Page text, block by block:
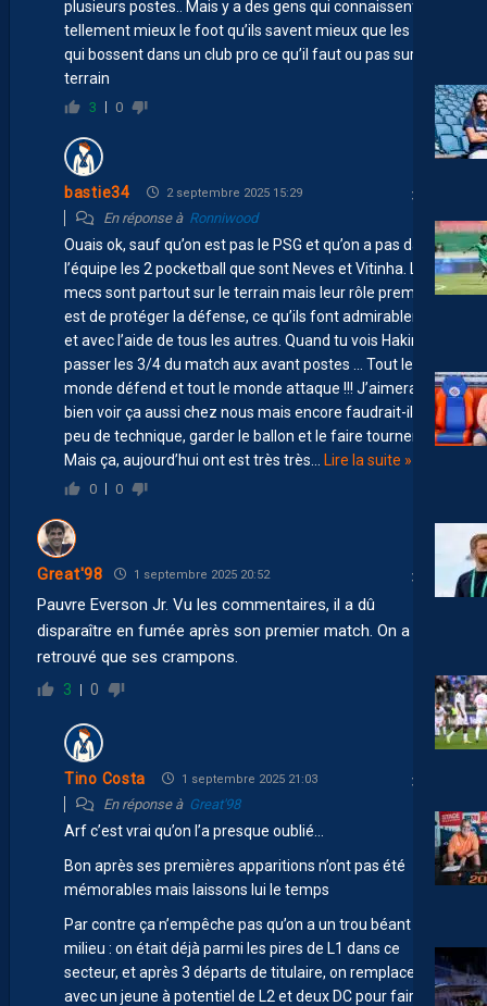
plusieurs postes.. Mais y a des gens qui connaissent
tellement mieux le foot qu’ils savent mieux que les gens
qui bossent dans un club pro ce qu’il faut ou pas sur le
terrain
3 0
bastie34 2 septembre 2025 15:29
En réponse à Ronniwood
Ouais ok, sauf qu’on est pas le PSG et qu’on a pas dans
l’équipe les 2 pocketball que sont Neves et Vitinha. Les
mecs sont partout sur le terrain mais leur rôle premier
est de protéger la défense, ce qu’ils font admirablement
et avec l’aide de tous les autres. Quand tu vois Hakimi
passer les 3/4 du match aux avant postes … Tout le
monde défend et tout le monde attaque !!! J’aimerai
bien voir ça aussi chez nous mais encore faudrait-il un
peu de technique, garder le ballon et le faire tourner.
Mais ça, aujourd’hui ont est très très
Lire la suite »
0 0
Great'98 1 septembre 2025 20:52
Pauvre Everson Jr. Vu les commentaires, il a dû
disparaître en fumée après son premier match. On a
retrouvé que ses crampons.
3 0
Tino Costa 1 septembre 2025 21:03
En réponse à Great'98
Arf c’est vrai qu’on l’a presque oublié…
Bon après ses premières apparitions n’ont pas été
mémorables mais laissons lui le temps
Par contre ça n’empêche pas qu’on a un trou béant au
milieu : on était déjà parmi les pires de L1 dans ce
secteur, et après 3 départs de titulaire, on remplace
avec un jeune à potentiel de L2 et deux DC pour faire la